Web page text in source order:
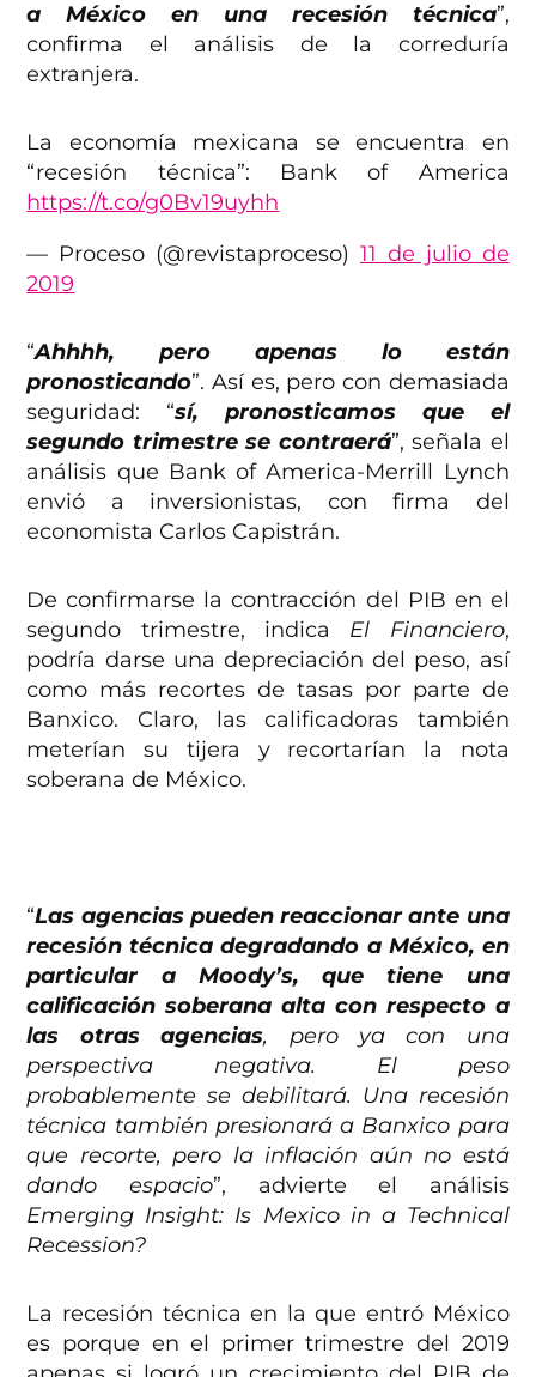
a México en una recesión técnica”,
confirma el análisis de la correduría
extranjera.
La economía mexicana se encuentra en
“recesión técnica”: Bank of America
https://t.co/g0Bv19uyhh
— Proceso (@revistaproceso) 11 de julio de
2019
“Ahhhh, pero apenas lo están
pronosticando”. Así es, pero con demasiada
seguridad: “sí, pronosticamos que el
segundo trimestre se contraerá”, señala el
análisis que Bank of America-Merrill Lynch
envió a inversionistas, con firma del
economista Carlos Capistrán.
De confirmarse la contracción del PIB en el
segundo trimestre, indica El Financiero,
podría darse una depreciación del peso, así
como más recortes de tasas por parte de
Banxico. Claro, las calificadoras también
meterían su tijera y recortarían la nota
soberana de México.
“Las agencias pueden reaccionar ante una
recesión técnica degradando a México, en
particular a Moody’s, que tiene una
calificación soberana alta con respecto a
las otras agencias, pero ya con una
perspectiva negativa. El peso
probablemente se debilitará. Una recesión
técnica también presionará a Banxico para
que recorte, pero la inflación aún no está
dando espacio”, advierte el análisis
Emerging Insight: Is Mexico in a Technical
Recession?
La recesión técnica en la que entró México
es porque en el primer trimestre del 2019